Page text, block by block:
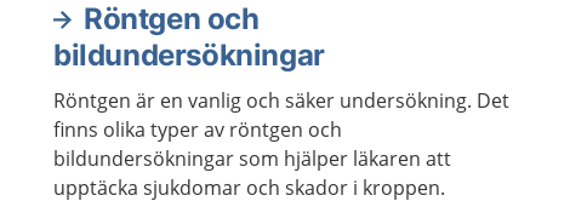
Röntgen och
bildundersökningar
Röntgen är en vanlig och säker undersökning. Det
finns olika typer av röntgen och
bildundersökningar som hjälper läkaren att
upptäcka sjukdomar och skador i kroppen.